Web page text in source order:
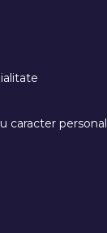
caracter personal